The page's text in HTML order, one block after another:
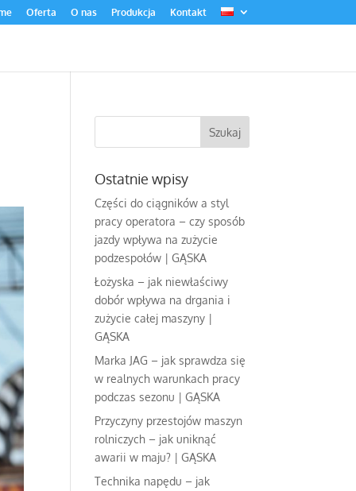
Oferta O nas Produkcja Kontakt
Ostatnie wpisy
Części do ciągników a styl
pracy operatora – czy sposób
jazdy wpływa na zużycie
podzespołów | GĄSKA
Łożyska – jak niewłaściwy
dobór wpływa na drgania i
zużycie całej maszyny |
GĄSKA
Marka JAG – jak sprawdza się
w realnych warunkach pracy
podczas sezonu | GĄSKA
Przyczyny przestojów maszyn
rolniczych – jak uniknąć
awarii w maju? | GĄSKA
Technika napędu – jak